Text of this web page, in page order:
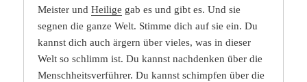
Meister undHeilige gab es und gibt es. Und sie
segnen die ganze Welt. Stimme dich auf sie ein. Du
kannst dich auch ärgern über vieles, was in dieser
Welt so schlimm ist. Du kannst nachdenken über die
Menschheitsverführer. Du kannst schimpfen über die